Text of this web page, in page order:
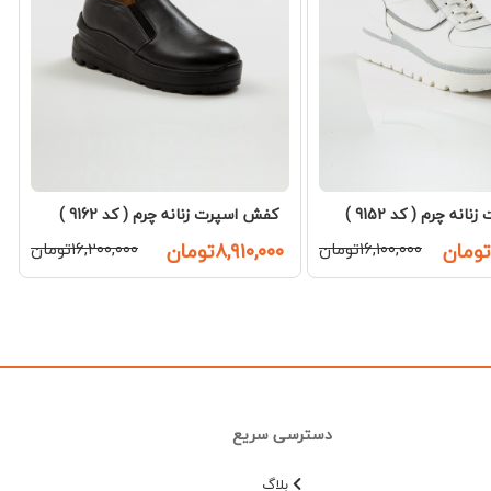
چرم ( کد 9152 )
۱۶,۱۰۰,۰۰۰تومان
کفش اسپرت زنانه چرم ( کد 9162 )
۸,۹۱۰,۰۰۰تومان ۱۶,۲۰۰,۰۰۰تومان
دسترسی سریع
بلاگ